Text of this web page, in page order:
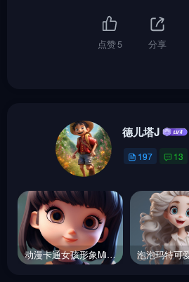
点赞5 分享
德儿塔J
197 13
动漫卡通女孩形象Midjourney关键词